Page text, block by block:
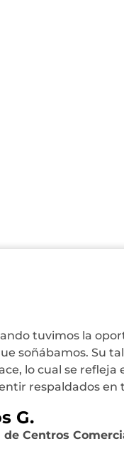
tuvimos la
soñábamos. Su
lo cual se
respaldados en
G.
Centros